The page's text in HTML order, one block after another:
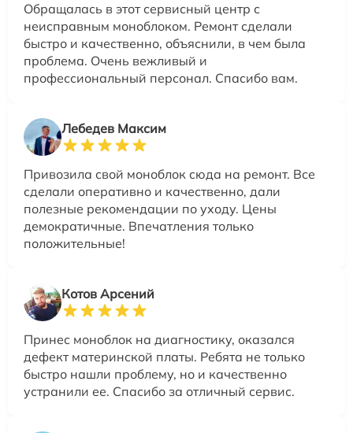
Обращалась в этот сервисный центр с
неисправным моноблоком. Ремонт сделали
быстро и качественно, объяснили, в чем была
проблема. Очень вежливый и
профессиональный персонал. Спасибо вам.
Лебедев Максим
Привозила свой моноблок сюда на ремонт. Все
сделали оперативно и качественно, дали
полезные рекомендации по уходу. Цены
демократичные. Впечатления только
положительные!
Котов Арсений
Принес моноблок на диагностику, оказался
дефект материнской платы. Ребята не только
быстро нашли проблему, но и качественно
устранили ее. Спасибо за отличный сервис.